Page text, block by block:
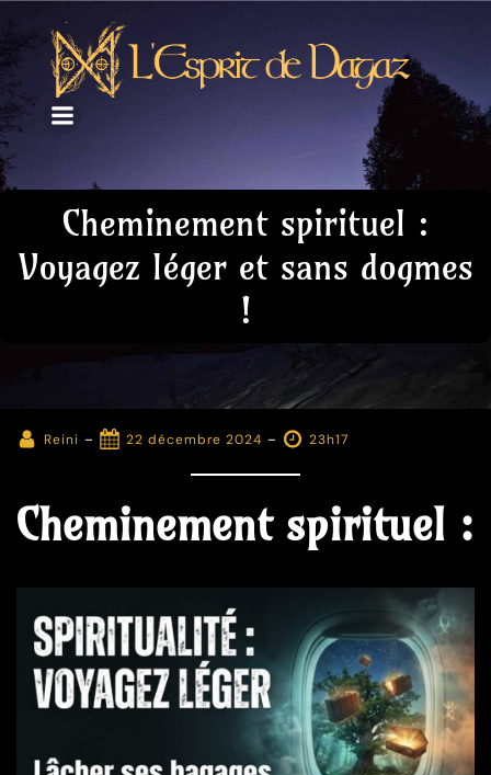
Cheminement spirituel :
Voyagez léger et sans dogmes
!
Reini - 22 décembre 2024 - 23h17
Cheminement spirituel :